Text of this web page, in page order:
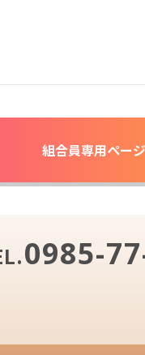
組合員専用ページ
0985-